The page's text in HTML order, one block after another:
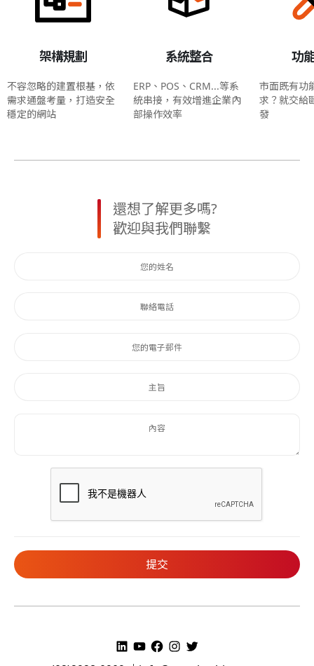
架構規劃
不容忽略的建置根基，依
需求通盤考量，打造安全
穩定的網站
系統整合
ERP、POS、CRM...等系
統串接，有效增進企業內
部操作效率
功
市面既有功
求？就交給
發
還想了解更多嗎?
歡迎與我們聯繫